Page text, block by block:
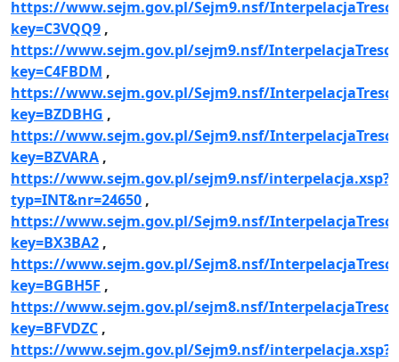
https://www.sejm.gov.pl/Sejm9.nsf/
key=C3VQQ9 ,
https://www.sejm.gov.pl/sejm9.nsf/
key=C4FBDM ,
https://www.sejm.gov.pl/Sejm9.nsf/
key=BZDBHG ,
https://www.sejm.gov.pl/Sejm9.nsf/
key=BZVARA ,
https://www.sejm.gov.pl/sejm9.nsf/interpelacja.xsp?
typ=INT&nr=24650 ,
https://www.sejm.gov.pl/Sejm9.nsf/
key=BX3BA2 ,
https://www.sejm.gov.pl/Sejm8.nsf/
key=BGBH5F ,
https://www.sejm.gov.pl/sejm8.nsf/
key=BFVDZC ,
https://www.sejm.gov.pl/Sejm9.nsf/interpelacja.xsp?